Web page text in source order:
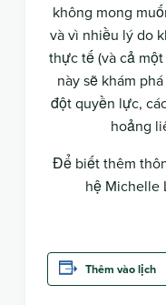
không mong
và vì nhiều lý do
thực tế (và cả
này sẽ khám
đột quyền lực,
hoảng
Để biết thêm
hệ Michelle
Thêm vào lịch